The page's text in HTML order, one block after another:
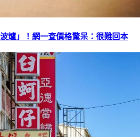
爐」！網一查價格驚呆：很難回本